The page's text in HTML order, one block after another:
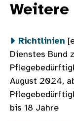
Richtlinien
Dienstes Bund
August 2024,
bis 18 Jahre